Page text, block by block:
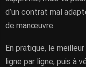
d’un contrat mal
de manœuvre.
En pratique, le
ligne par ligne, puis à